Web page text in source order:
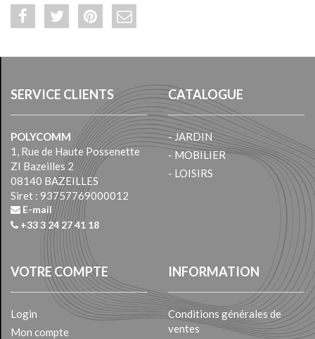
SERVICE CLIENTS
POLYCOMM
1, Rue de Haute Possenette
ZI Bazeilles 2
08140 BAZEILLES
Siret : 93757769000012
E-mail
+33 3 24 27 41 18
CATALOGUE
- JARDIN
- MOBILIER
- LOISIRS
VOTRE COMPTE
Login
Mon compte
INFORMATION
Conditions générales de
ventes